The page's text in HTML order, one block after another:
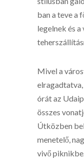
ban a teve a
legelnek és
Mivel a
órát az
összes
Útközben
menetelő,
vivő